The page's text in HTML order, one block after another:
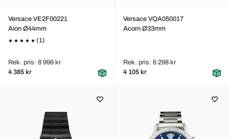
Versace VE2F00221
Aion Ø44mm
(1)
Rek. pris: 8 998 kr
4 385 kr
Versace VQA050017
Acorn Ø33mm
Rek. pris: 6 298 kr
4 105 kr